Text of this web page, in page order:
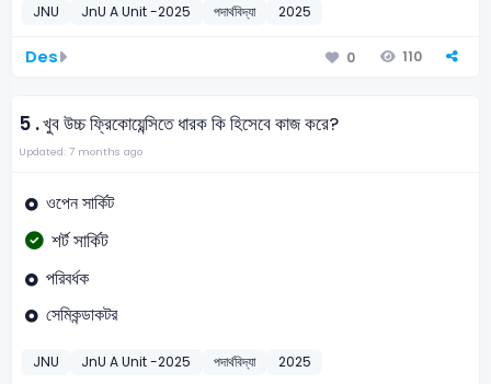
JNU JnU A Unit -2025 পদার্থবিদ্যা 2025
Des 0 110
5 .খুব উচ্চ ফ্রিকোয়েন্সিতে ধারক কি হিসেবে কাজ করে?
Updated: 7 months ago
ওপেন সার্কিট
শর্ট সার্কিট
পরিবর্ধক
সেমিকন্ডাকটর
JNU JnU A Unit -2025 পদার্থবিদ্যা 2025